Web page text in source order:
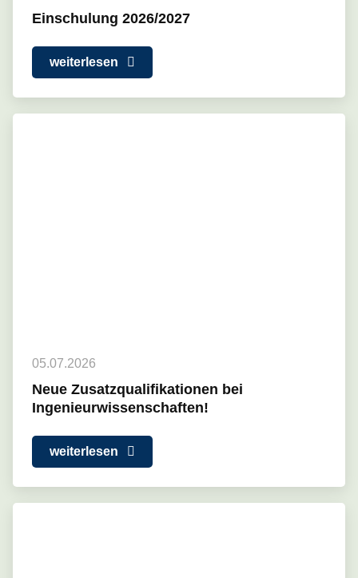
Einschulung 2026/2027
weiterlesen
05.07.2026
Neue Zusatzqualifikationen bei
Ingenieurwissenschaften!
weiterlesen